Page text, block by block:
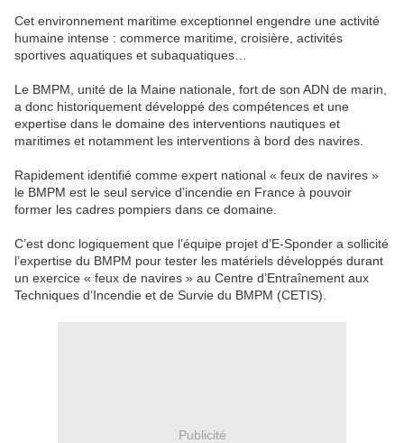
Cet environnement maritime exceptionnel engendre une activité
humaine intense : commerce maritime, croisière, activités
sportives aquatiques et subaquatiques…
Le BMPM, unité de la Maine nationale, fort de son ADN de marin,
a donc historiquement développé des compétences et une
expertise dans le domaine des interventions nautiques et
maritimes et notamment les interventions à bord des navires.
Rapidement identifié comme expert national « feux de navires »
le BMPM est le seul service d’incendie en France à pouvoir
former les cadres pompiers dans ce domaine.
C’est donc logiquement que l’équipe projet d’E-Sponder a sollicité
l’expertise du BMPM pour tester les matériels développés durant
un exercice « feux de navires » au Centre d’Entraînement aux
Techniques d’Incendie et de Survie du BMPM (CETIS).
Publicité